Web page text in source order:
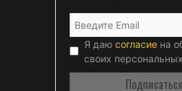
Я даю согласие на
своих